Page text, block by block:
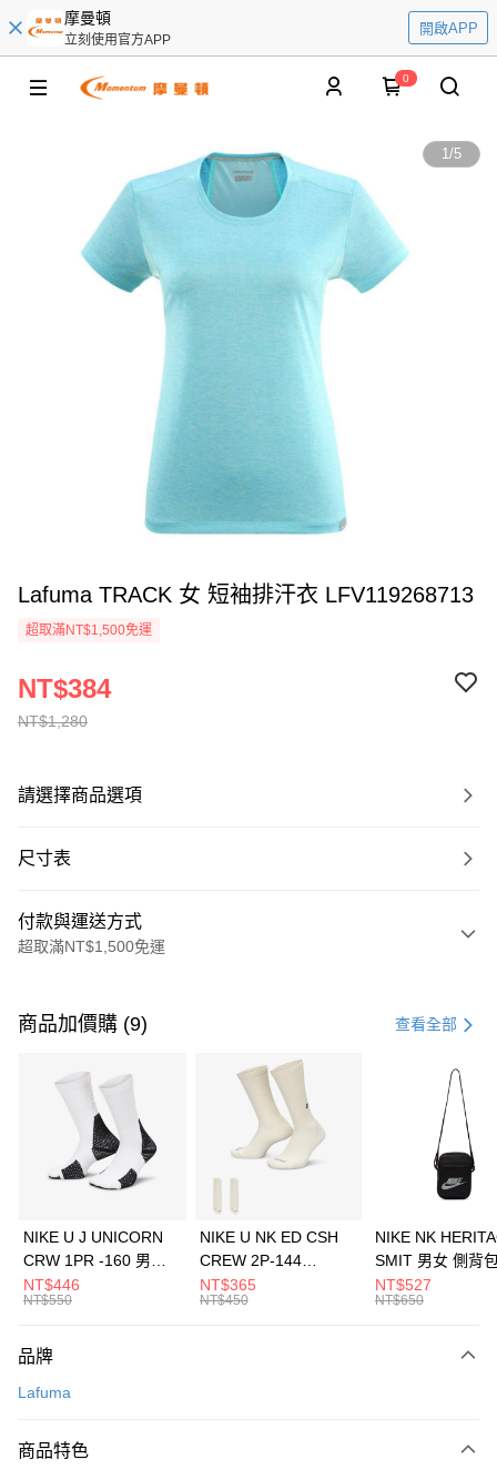
摩曼頓
立刻使用官方APP
開啟APP
0
1/5
Lafuma TRACK 女 短袖排汗衣 LFV119268713
超取滿NT$1,500免運
NT$1,280
NT$384
請選擇商品選項
尺寸表
付款與運送方式
超取滿NT$1,500免運
信用卡一次付款
3 期 0 利率 每期 21家銀行
合作金庫商業銀行
第一商業銀行
華南商業銀行
彰化商業銀行
上海商業儲蓄銀行
元大商業銀行
台灣樂天信用卡公司
Apple Pay
全盈+PAY
AFTEE先享後付
【關於「AFTEE先享後付」】
便利好安心！
３．安心：先確認商品／服務後，再付款。
運送方式
每筆NT$100，滿NT$1,500(含以上)免運費
商品加價購 (9) 查看全部
NIKE U J UNICORN
CRW 1PR -160 男女
中統襪 FZ3393100
NT$446
NT$550
NIKE U NK ED CSH
CREW 2P-144
EMBRDY 男女 短統襪
FZ3073133
NT$365
NT$450
NIKE NK
SMIT 男女 側背
BA5871010
NT$527
NT$650
品牌
Lafuma
商品特色